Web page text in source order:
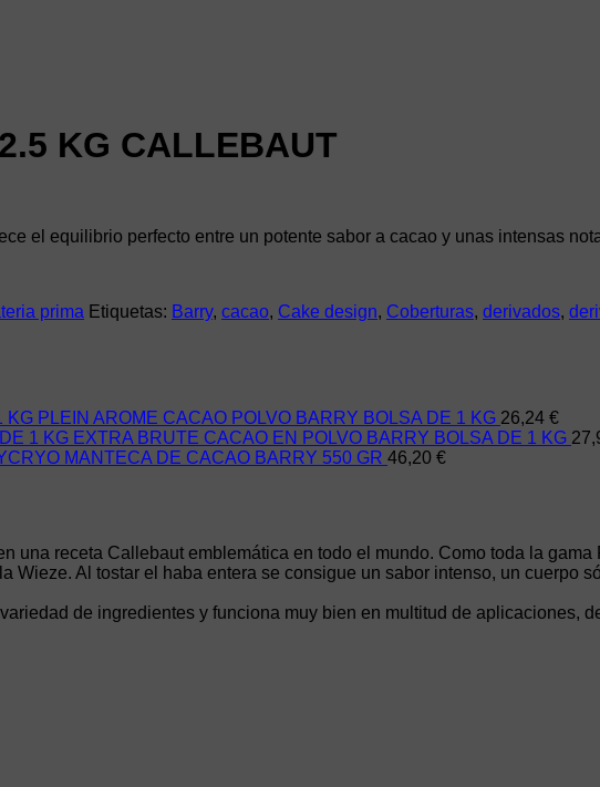
KG CALLEBAUT
el equilibrio perfecto entre un potente sabor a cacao y unas intensas
prima Etiquetas: Barry, cacao, Cake design, Coberturas, derivados,
PLEIN AROME CACAO POLVO BARRY BOLSA DE 1 KG 26,24 €
EXTRA BRUTE CACAO EN POLVO BARRY BOLSA DE 1 KG
MANTECA DE CACAO BARRY 550 GR 46,20 €
una receta Callebaut emblemática en todo el mundo. Como toda la gama
Wieze. Al tostar el haba entera se consigue un sabor intenso, un cuerpo
de ingredientes y funciona muy bien en multitud de aplicaciones,